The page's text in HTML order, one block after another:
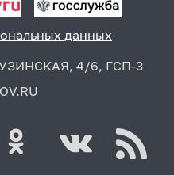
данных
4/6, ГСП-3